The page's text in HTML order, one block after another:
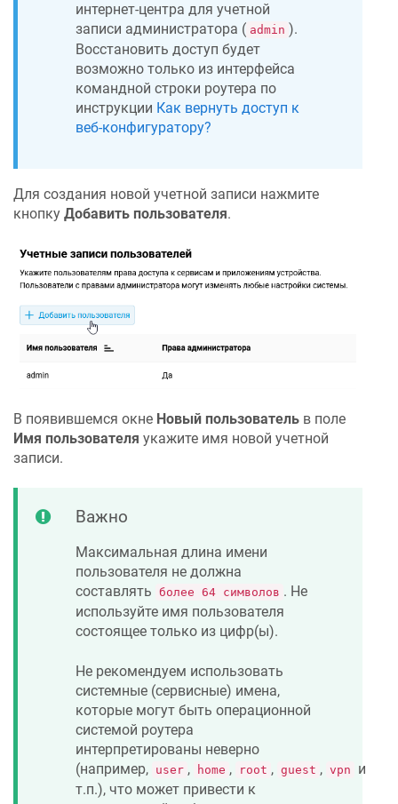
интернет-центра для учетной
записи администратора ( admin ).
Восстановить доступ будет
возможно только из интерфейса
командной строки роутера по
инструкции Как вернуть доступ к
веб-конфигуратору?
Для создания новой учетной записи нажмите
кнопку Добавить пользователя.
В появившемся окне Новый пользователь в поле
Имя пользователя укажите имя новой учетной
записи.
Важно
Максимальная длина имени
пользователя не должна
составлять более 64 символов . Не
используйте имя пользователя
состоящее только из цифр(ы).
Не рекомендуем использовать
системные (сервисные) имена,
которые могут быть операционной
системой роутера
интерпретированы неверно
(например, user , home , root , guest , vpn
и
т.п.), что может привести к